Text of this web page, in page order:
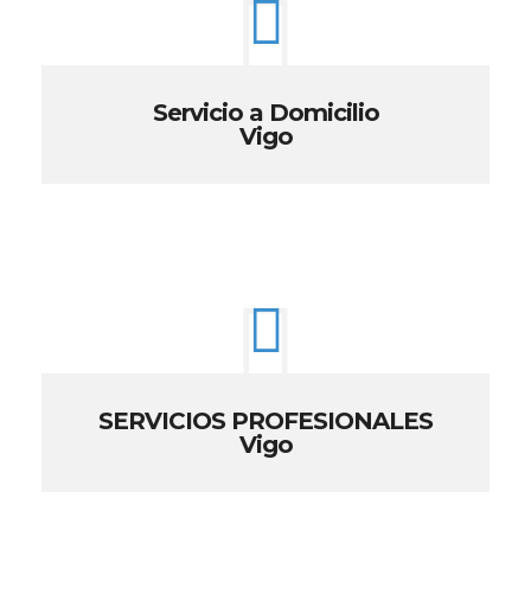
Servicio a Domicilio
Vigo
SERVICIOS PROFESIONALES
Vigo